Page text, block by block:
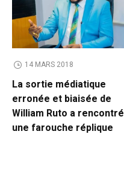
14 MARS 2018
La sortie médiatique
erronée et biaisée de
William Ruto a rencontré
une farouche réplique